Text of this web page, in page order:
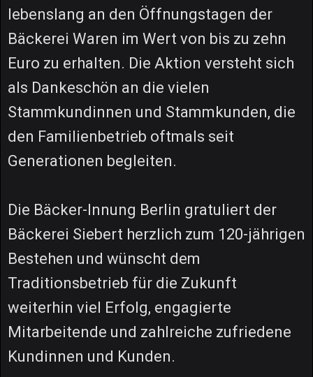
lebenslang an den Öffnungstagen der
Bäckerei Waren im Wert von bis zu zehn
Euro zu erhalten. Die Aktion versteht sich
als Dankeschön an die vielen
Stammkundinnen und Stammkunden, die
den Familienbetrieb oftmals seit
Generationen begleiten.
Die Bäcker-Innung Berlin gratuliert der
Bäckerei Siebert herzlich zum 120-jährigen
Bestehen und wünscht dem
Traditionsbetrieb für die Zukunft
weiterhin viel Erfolg, engagierte
Mitarbeitende und zahlreiche zufriedene
Kundinnen und Kunden.